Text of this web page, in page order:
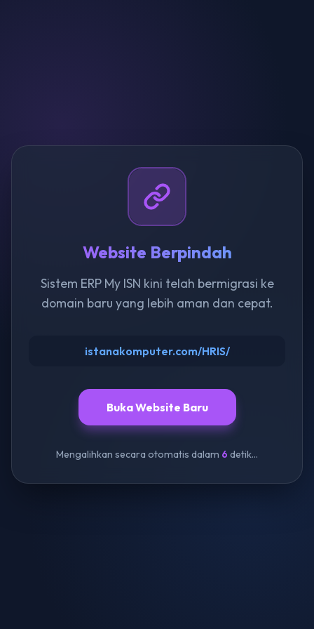
Website Berpindah
Sistem ERP My ISN kini telah bermigrasi ke
domain baru yang lebih aman dan cepat.
istanakomputer.com/HRIS/
Buka Website Baru
Mengalihkan secara otomatis dalam 6 detik...